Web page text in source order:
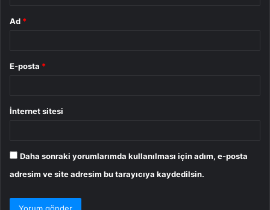
Ad *
E-posta *
İnternet sitesi
Daha sonraki yorumlarımda kullanılması için adım, e-posta
adresim ve site adresim bu tarayıcıya kaydedilsin.